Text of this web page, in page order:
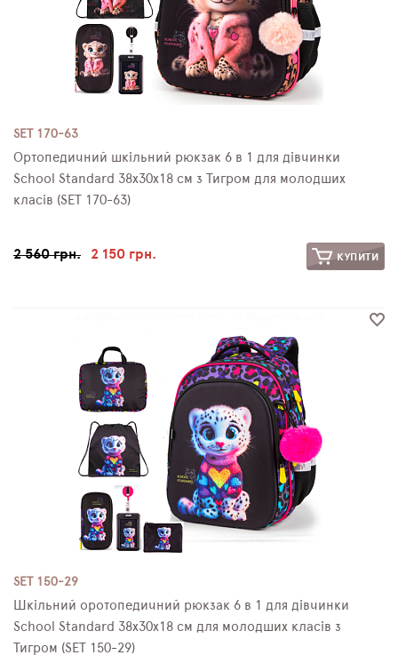
SET 170-63
Ортопедичний шкільний рюкзак 6 в 1 для дівчинки
School Standard 38х30х18 см з Тигром для молодших
класів (SET 170-63)
2 560 грн. 2 150 грн. КУПИТИ
SET 150-29
Шкільний оротопедичний рюкзак 6 в 1 для дівчинки
School Standard 38х30х18 см для молодших класів з
Тигром (SET 150-29)